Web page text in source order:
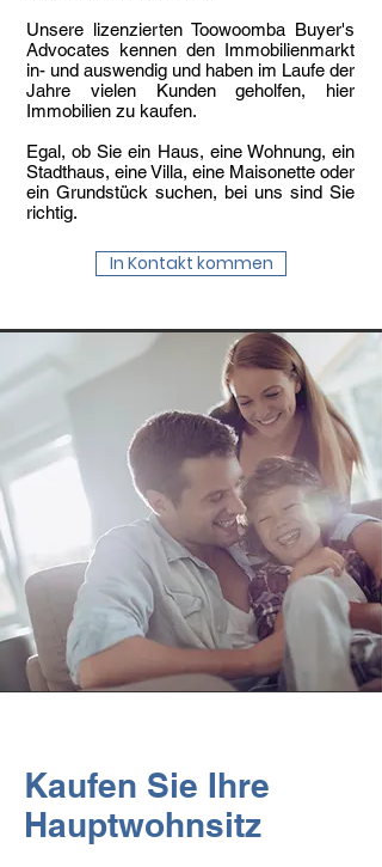
Unsere lizenzierten Toowoomba Buyer's
Advocates kennen den Immobilienmarkt
in- und auswendig und haben im Laufe der
Jahre vielen Kunden geholfen, hier
Immobilien zu kaufen.
Egal, ob Sie ein Haus, eine Wohnung, ein
Stadthaus, eine Villa, eine Maisonette oder
ein Grundstück suchen, bei uns sind Sie
richtig.​
In Kontakt kommen
Kaufen Sie Ihre
Hauptwohnsitz